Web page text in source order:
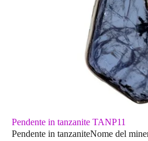
Pendente in tanzanite TANP11
Pendente in tanzaniteNome del